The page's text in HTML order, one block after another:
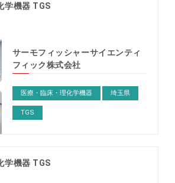
学機器 TGS
サーモフィッシャーサイエンティ
フィック株式会社
医療・臨床・理化学機器 埼玉県
TGS
学機器 TGS